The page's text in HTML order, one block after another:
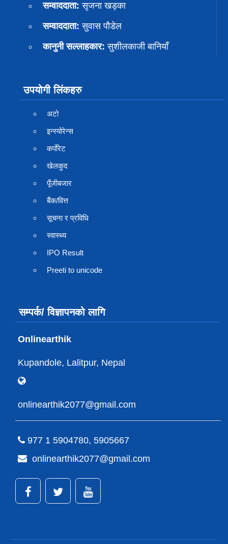
सम्वाददाता: सृजना खड्का
सम्वाददाता: सुवास पाैडेल
कानुनी सल्लाहकार: सुशीलकाजी बानियाँ
उपयोगी लिंकहरु
अटो
इन्स्योरेन्स
कर्पाेरेट
खेलकुद
पूँजीबजार
बैंक/वित्त
सूचना र प्रविधि
स्वास्थ्य
IPO Result
Preeti to unicode
सम्पर्क/ विज्ञापनको लागि
Onlinearthik
Kupandole, Lalitpur, Nepal
onlinearthik2077@gmail.com
977 1 5904780, 5905667
onlinearthik2077@gmail.com